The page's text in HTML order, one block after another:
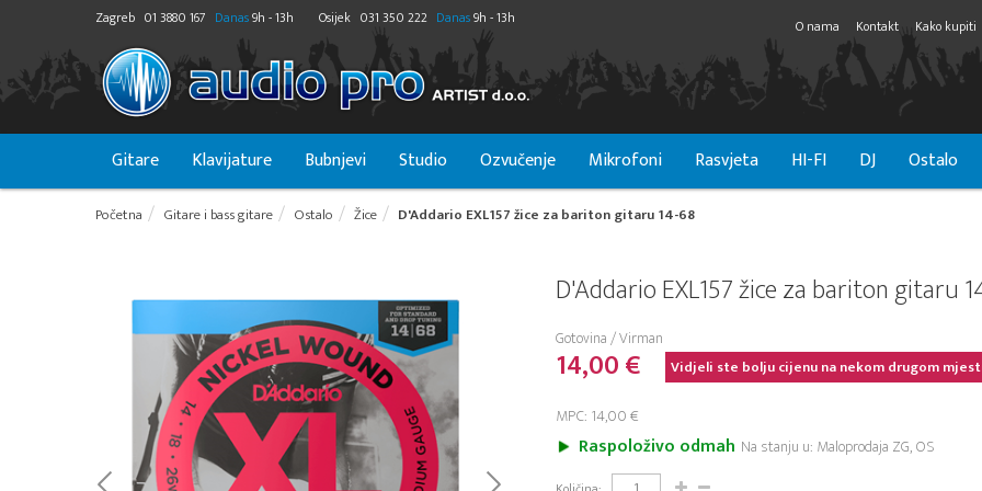
Zagreb 01 3880 167 Danas9h - 13h Osijek 031 350 222 Danas9h - 13h O nama Kontakt Kako kupiti
Gitare Klavijature Bubnjevi Studio Ozvučenje Mikrofoni Rasvjeta HI-FI DJ Ostalo
Početna Gitare i bass gitare Ostalo Žice D'Addario EXL157 žice za bariton gitaru 14-68
D'Addario EXL157 žice za bariton gitaru
Gotovina / Virman
14,00 € Vidjeli ste bolju cijenu na nekom drugom
MPC: 14,00 €
Raspoloživo odmah Na stanju u: Maloprodaja ZG, OS